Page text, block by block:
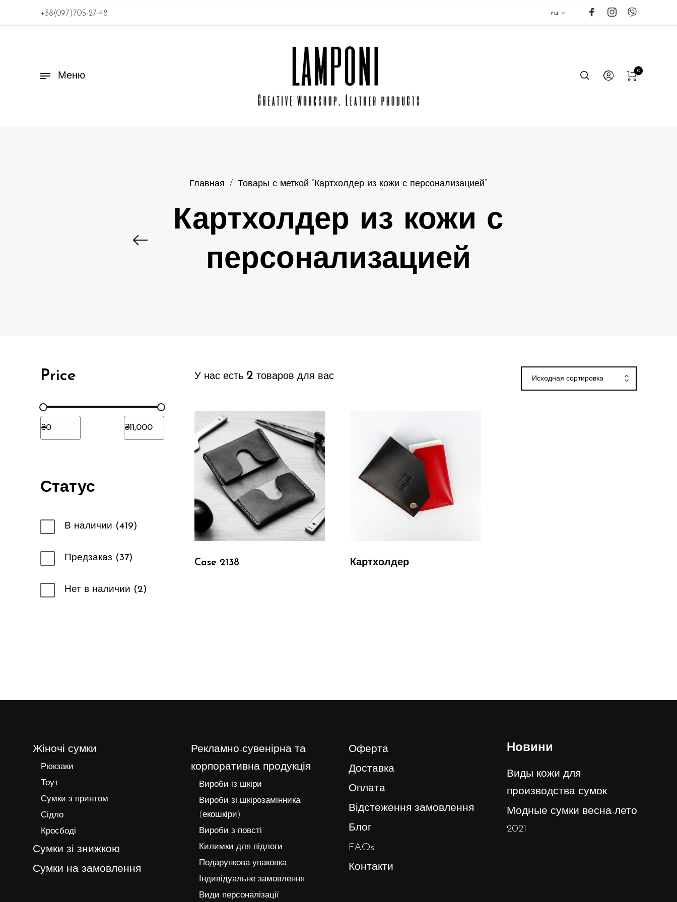
+38(097)705-27-48 ru
Меню
0
Главная / Товары с меткой “Картхолдер из кожи с персонализацией”
Картхолдер из кожи с
персонализацией
Price
Статус
В наличии 419
Предзаказ 37
Нет в наличии 2
У нас есть 2 товаров для вас Исходная сортировка
Case 2138 Картхолдер
Жіночі сумки
Рюкзаки
Тоут
Сумки з принтом
Сідло
Кросбоді
Сумки зі знижкою
Сумки на замовлення
Рекламно-сувенірна та
корпоративна продукція
Вироби із шкіри
Вироби зі шкірозамінника
(екошкіри)
Вироби з повсті
Килимки для підлоги
Подарункова упаковка
Індивідуальне замовлення
Види персоналізації
Оферта
Доставка
Оплата
Відстеження замовлення
Блог
FAQs
Контакти
Новини
Виды кожи для
производства сумок
Модные сумки весна-лето
2021